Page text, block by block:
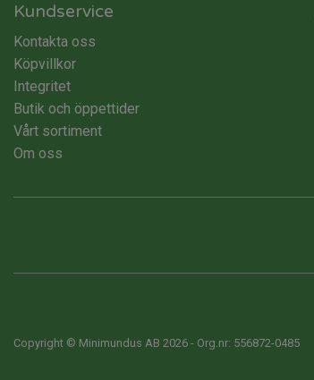
Kundservice
Kontakta oss
Köpvillkor
Integritet
Butik och öppettider
Vårt sortiment
Om oss
Copyright © Minimundus AB 2026 - Org.nr: 556872-0485